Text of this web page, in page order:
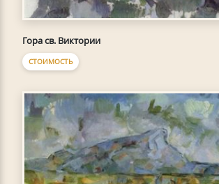
Гора св. Виктории
СТОИМОСТЬ